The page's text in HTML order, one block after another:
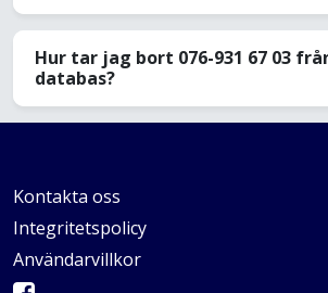
Hur tar jag bort 076-931 67 03
databas?
Kontakta oss
Integritetspolicy
Användarvillkor